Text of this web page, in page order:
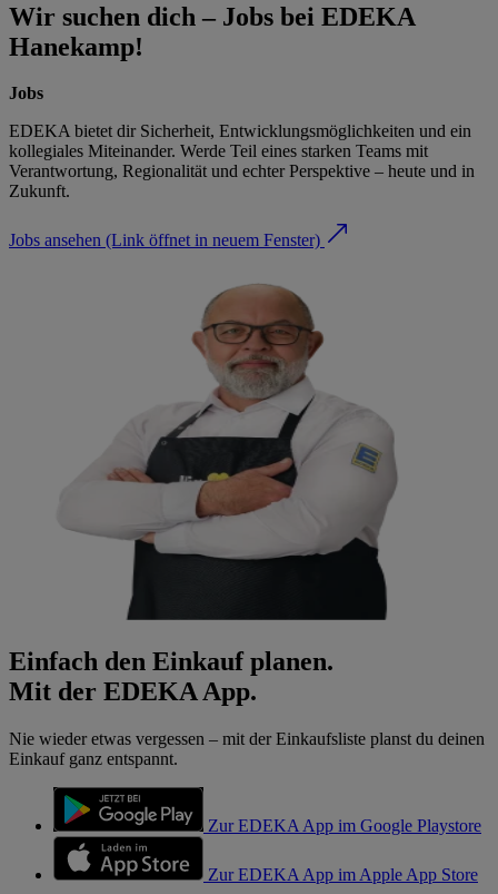
Wir suchen dich – Jobs bei EDEKA
Hanekamp!
Jobs
EDEKA bietet dir Sicherheit, Entwicklungsmöglichkeiten und ein
kollegiales Miteinander. Werde Teil eines starken Teams mit
Verantwortung, Regionalität und echter Perspektive – heute und in
Zukunft.
Jobs ansehen (Link öffnet in neuem Fenster)
Einfach den Einkauf planen.
Mit der EDEKA App.
Nie wieder etwas vergessen – mit der Einkaufsliste planst du deinen
Einkauf ganz entspannt.
Zur EDEKA App im Google Playstore
Zur EDEKA App im Apple App Store